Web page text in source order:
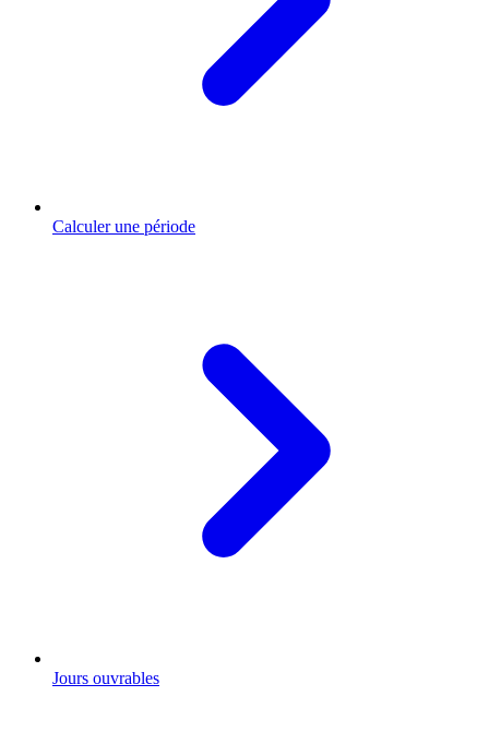
Calculer une période
Jours ouvrables